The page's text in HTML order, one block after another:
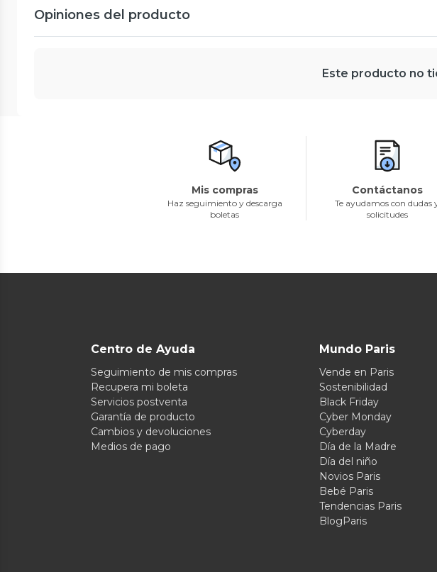
Opiniones del producto
Este producto no
Mis compras
Haz seguimiento y descarga
boletas
Contáctanos
Te ayudamos con dudas
solicitudes
Centro de Ayuda
Seguimiento de mis compras
Recupera mi boleta
Servicios postventa
Garantía de producto
Cambios y devoluciones
Medios de pago
Mundo Paris
Vende en Paris
Sostenibilidad
Black Friday
Cyber Monday
Cyberday
Día de la Madre
Día del niño
Novios Paris
Bebé Paris
Tendencias Paris
BlogParis